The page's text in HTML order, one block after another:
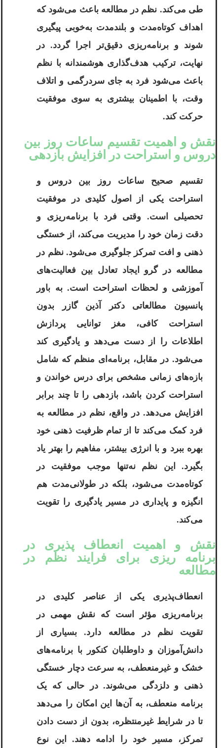
طی می‌کند. نظم در مطالعه باعث می‌شود که
اهداف کوتاه‌مدت و بلندمدت به‌خوبی پیگیری
شوند و برنامه‌ریزی دقیق‌تر اجرا گردد. در
نهایت، ترکیب هدف‌گذاری هوشمندانه با نظم
باعث می‌شود فرد به جای سردرگمی و اتلاف
وقت، با اطمینان بیشتری به سوی موفقیت
حرکت کند.
نقش و اهمیت تقسیم ساعات روز بین
دروس و استراحت در افزایش بازدهی
تقسیم صحیح ساعات روز بین دروس و
استراحت یکی از اصول کلیدی در موفقیت
تحصیلی است. وقتی فرد با برنامه‌ریزی و
دقت زمان خود را مدیریت می‌کند، از خستگی
ذهنی و افت تمرکز جلوگیری می‌شود. نظم در
مطالعه در گرو ایجاد تعادل بین فعالیت‌های
آموزشی و لحظات استراحت است. به باور
پانسیون مطالعاتی دکتر آذین گازر بدون
استراحت کافی، مغز توانایی پردازش
اطلاعات را از دست می‌دهد و یادگیری کند
می‌شود. در مقابل، برنامه‌ای منظم که شامل
بازه‌های زمانی مشخص برای درس خواندن و
استراحت کردن باشد، بازدهی را تا چند برابر
افزایش می‌دهد. در واقع، نظم در مطالعه به
فرد کمک می‌کند تا از تمام ظرفیت ذهنی خود
بهره ببرد و با انرژی بیشتر، مفاهیم را بهتر یاد
بگیرد. این نظم نه‌تنها موجب موفقیت در
کوتاه‌مدت می‌شود، بلکه در طولانی‌مدت هم
انگیزه و پایداری در مسیر یادگیری را تقویت
می‌کند.
نقش و اهمیت انعطاف‌ پذیری در
برنامه ریزی برای فرایند نظم در
مطالعه
انعطاف‌پذیری یکی از عناصر کلیدی در
برنامه‌ریزی مؤثر است که نقش مهمی در
تقویت نظم در مطالعه دارد. بسیاری از
دانش‌آموزان و داوطلبان کنکور با برنامه‌های
خشک و غیرمنعطف، به سرعت دچار خستگی
ذهنی و دلزدگی می‌شوند. در حالی که یک
برنامه منعطف، به آن‌ها این امکان را می‌دهد
تا در شرایط غیرمنتظره، بدون از دست دادن
تمرکز، مسیر خود را ادامه دهند. این نوع